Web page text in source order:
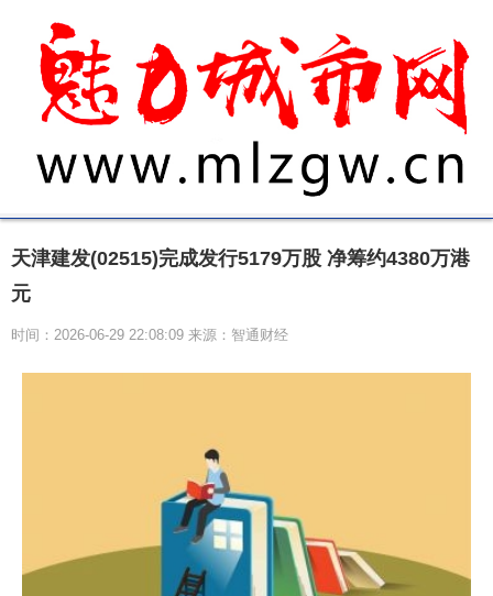
天津建发(02515)完成发行5179万股 净筹约4380万港
元
时间：2026-06-29 22:08:09 来源：智通财经